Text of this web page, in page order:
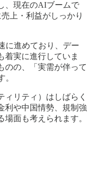
、現在のAIブームで
上・利益がしっかり
に進めており、デー
着実に進行していま
のの、「実需が伴って
。
ィリティ）はしばらく
利や中国情勢、規制強
面も考えられます。